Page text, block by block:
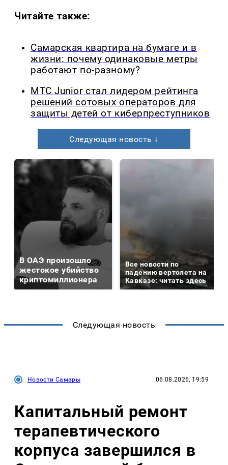
Читайте также:
Самарская квартира на бумаге и в
жизни: почему одинаковые метры
работают по-разному?
МТС Junior стал лидером рейтинга
решений сотовых операторов для
защиты детей от киберпреступников
Следующая новость ↓
В ОАЭ произошло
жестокое убийство
криптомиллионера
Все новости по
падению вертолета на
Кавказе: читать здесь
Следующая новость
Новости Самары 06.08.2026, 19:59
Капитальный ремонт
терапевтического
корпуса завершился в